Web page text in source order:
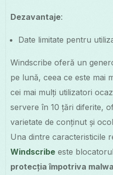
Dezavantaje:
Date limitate pentru
Windscribe oferă un
pe lună, ceea ce este mai
cei mai mulți utilizatori
servere în 10 țări diferite,
varietate de conținut și
Una dintre caracteristicile
Windscribe este
protecția împotriva